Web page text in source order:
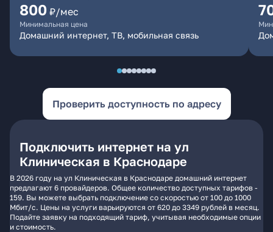
800 ₽/мес
Минимальная цена
Домашний интернет, ТВ, мобильная связь
Проверить доступность по адресу
Подключить интернет на ул
Клиническая в Краснодаре
В 2026 году на ул Клиническая в Краснодаре домашний интернет
предлагают 6 провайдеров. Общее количество доступных тарифов -
159. Вы можете выбрать подключение со скоростью от 100 до 1000
Мбит/с. Цены на услуги варьируются от 620 до 3349 рублей в месяц.
Подайте заявку на подходящий тариф, учитывая необходимые опции
и стоимость.